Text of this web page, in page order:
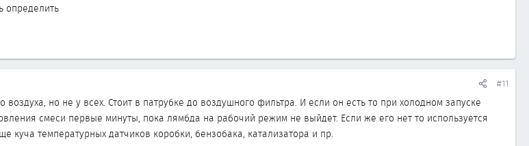
определить
#11
но не у всех. Стоит в патрубке до воздушного фильтра. И если он есть то при холодном запуске
смеси первые минуты, пока лямбда на рабочий режим не выйдет. Если же его нет то используется
куча температурных датчиков коробки, бензобака, катализатора и пр.